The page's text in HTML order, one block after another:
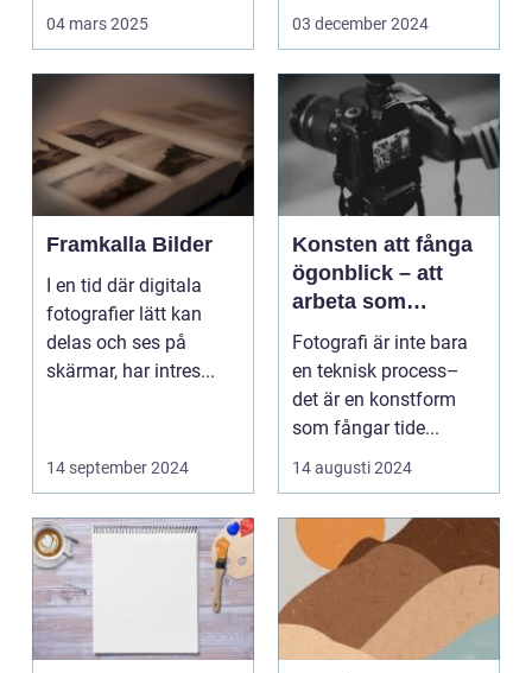
Det handlar...
04 mars 2025
arbetsmiljö s...
03 december 2024
Framkalla Bilder
I en tid där digitala
fotografier lätt kan
delas och ses på
skärmar, har intres...
14 september 2024
Konsten att fånga
ögonblick – att
arbeta som
fotograf i
Norrköping
Fotografi är inte bara
en teknisk process–
det är en konstform
som fångar tide...
14 augusti 2024